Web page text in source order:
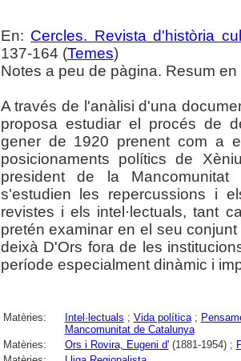
En: Cercles. Revista d'història
137-164 (Temes)
Notes a peu de pàgina. Resum
A través de l'anàlisi d'una
proposa estudiar el procés de
gener de 1920 prenent com a
posicionaments polítics de
president de la
s'estudien les repercussions i
revistes i els intel·lectuals, tant
pretén examinar en el seu
deixà D'Ors fora de les
període especialment dinàmic i
Matèries: Intel·lectuals ; Vida política;
Mancomunitat de Catalunya
Matèries:
Ors i Rovira, Eugeni d'(1881-1954) ;